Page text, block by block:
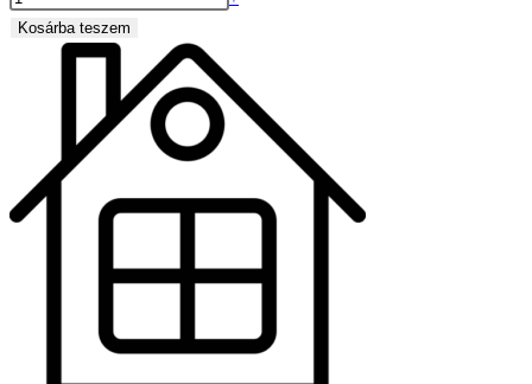
Kosárba teszem